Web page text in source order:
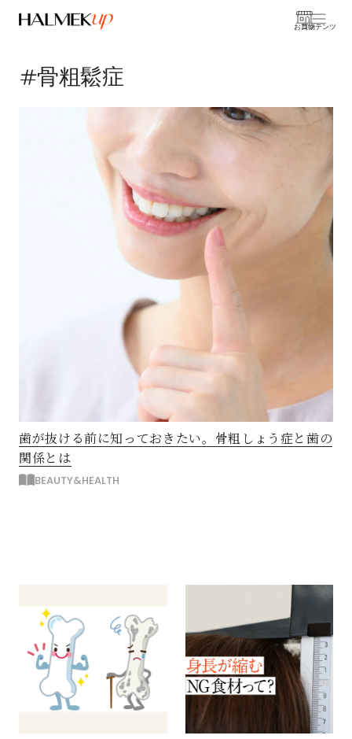
お買物
コンテンツ
#骨粗鬆症
歯が抜ける前に知っておきたい。骨粗しょう症と歯の
関係とは
BEAUTY&HEALTH